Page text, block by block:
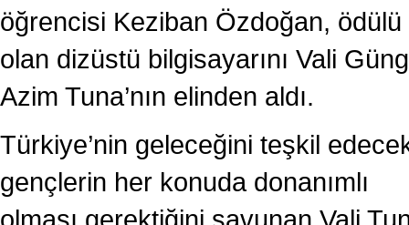
öğrencisi Keziban Özdoğan, ödülü
olan dizüstü bilgisayarını Vali
Azim Tuna’nın elinden aldı.
Türkiye’nin geleceğini teşkil
gençlerin her konuda donanımlı